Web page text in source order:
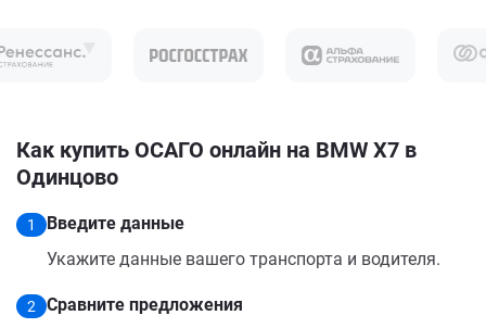
Как купить ОСАГО онлайн на BMW X7 в
Одинцово
1
Введите данные
Укажите данные вашего транспорта и водителя.
2
Сравните предложения